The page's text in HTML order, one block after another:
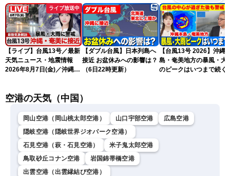
ライブ放送中
【ライブ】台風13号／最新
天気ニュース・地震情報
2026年8月7日(金)／沖縄・
スLiVEモーニング・松本真
【ダブル台風】日本列島へ
接近 お盆休みへの影響は？
（6日22時更新）
【台風13号 2026】沖縄
島・奄美地方の暴風・大
のピークはいつまで続く
空港の天気（中国）
岡山空港（岡山桃太郎空港） 山口宇部空港
広島空港
隠岐空港（隠岐世界ジオパーク空港）
石見空港（萩・石見空港）
米子鬼太郎空港
鳥取砂丘コナン空港
岩国錦帯橋空港
出雲空港（出雲縁結び空港）